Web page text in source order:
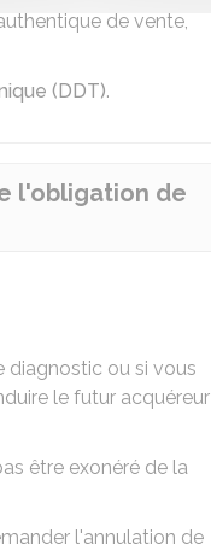
de vente,
(DDT).
l'obligation de
diagnostic ou si vous
le futur acquéreur
être exonéré de la
l'annulation de